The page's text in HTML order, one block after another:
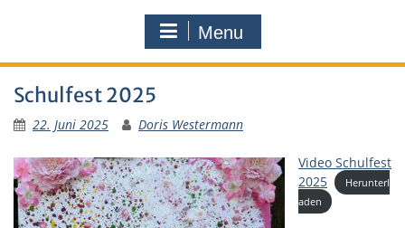
Menu
Schulfest 2025
22. Juni 2025 Doris Westermann
Video Schulfest
2025
Herunterl
aden